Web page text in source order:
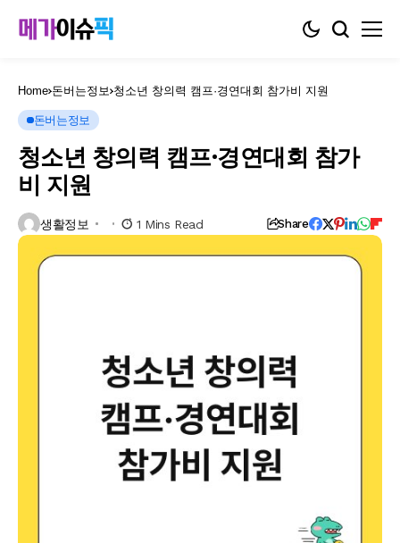
Home 돈버는정보 청소년 창의력 캠프·경연대회 참가비 지원
돈버는정보
청소년 창의력 캠프·경연대회 참가
비 지원
생활정보 1 Mins Read Share